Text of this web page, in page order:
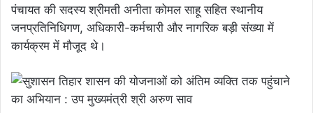
पंचायत की सदस्य श्रीमती अनीता कोमल साहू सहित स्थानीय
जनप्रतिनिधिगण, अधिकारी-कर्मचारी और नागरिक बड़ी संख्या में
कार्यक्रम में मौजूद थे।